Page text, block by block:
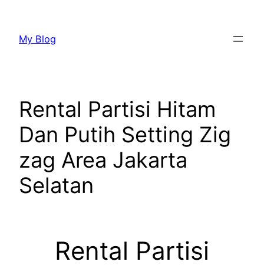
konten
My Blog
Rental Partisi Hitam
Dan Putih Setting Zig
zag Area Jakarta
Selatan
Rental Partisi